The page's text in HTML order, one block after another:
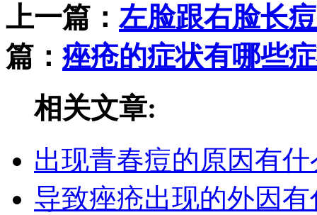
上一篇： 左脸跟右脸长
篇：痤疮的症状有哪些
相关文章:
出现青春痘的原因有什
导致痤疮出现的外因有